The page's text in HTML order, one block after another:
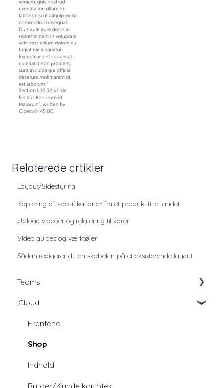
Relaterede artikler
Layout/Sidestyring
Kopiering af specifikationer fra et produkt til et andet
Upload videoer og relatering til varer
Video guides og værktøjer
Sådan redigerer du en skabelon på et eksisterende layout
Teams
Education
Education - udviklingsfællesskab
.Cloud
Frontend
Shop
Indhold
Bruger/Kunde kartotek